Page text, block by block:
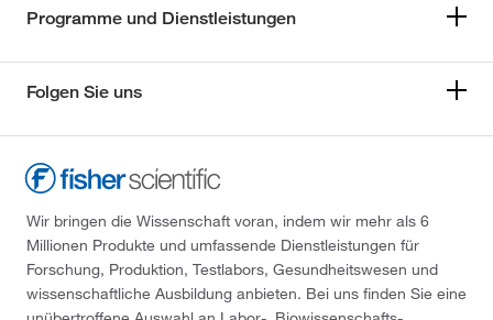
Programme und Dienstleistungen
Folgen Sie uns
Wir bringen die Wissenschaft voran, indem wir mehr als 6
Millionen Produkte und umfassende Dienstleistungen für
Forschung, Produktion, Testlabors, Gesundheitswesen und
wissenschaftliche Ausbildung anbieten. Bei uns finden Sie eine